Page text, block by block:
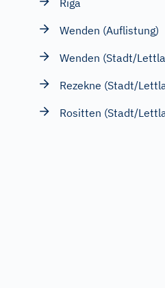
Riga
Wenden (Auflistung)
Wenden (Stadt/
Rezekne (Stadt/
Rositten (Stadt/